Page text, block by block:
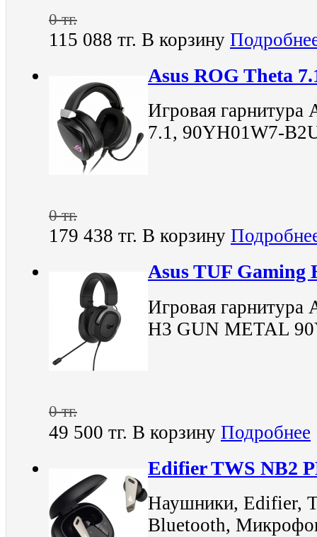
0 тг.
115 088 тг. В корзину
Asus ROG Theta
Игровая
7.1, 90YH01W7-
0 тг.
179 438 тг. В корзину
Asus TUF Gaming
Игровая
H3 GUN METAL
0 тг.
49 500 тг. В корзину Подробнее
Edifier TWS NB2
Наушники, Edifier,
Bluetooth,